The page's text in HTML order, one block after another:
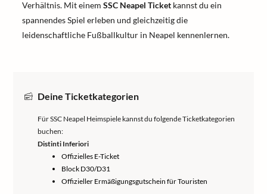
Verhältnis. Mit einem SSC Neapel Ticket kannst du ein
spannendes Spiel erleben und gleichzeitig die
leidenschaftliche Fußballkultur in Neapel kennenlernen.
Deine Ticketkategorien
Für SSC Neapel Heimspiele kannst du folgende Ticketkategorien
buchen:
Distinti Inferiori
Offizielles E-Ticket
Block D30/D31
Offizieller Ermäßigungsgutschein für Touristen